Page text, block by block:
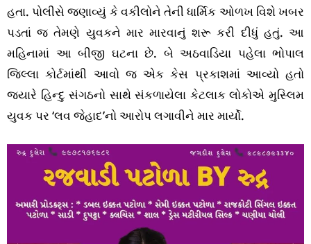
હતા. પોલીસે જણાવ્યું કે વકીલોને તેની ધાર્મિક ઓળખ વિશે ખબર
પડતાં જ તેમણે યુવકને માર મારવાનું શરૂ કરી દીધું હતું. આ
મહિનામાં આ બીજી ઘટના છે. બે અઠવાડિયા પહેલા ભોપાલ
જિલ્લા કોર્ટમાંથી આવો જ એક કેસ પ્રકાશમાં આવ્યો હતો
જ્યારે હિન્દુ સંગઠનો સાથે સંકળાયેલા કેટલાક લોકોએ મુસ્લિમ
યુવક પર ‘લવ જેહાદ’નો આરોપ લગાવીને માર માર્યો.